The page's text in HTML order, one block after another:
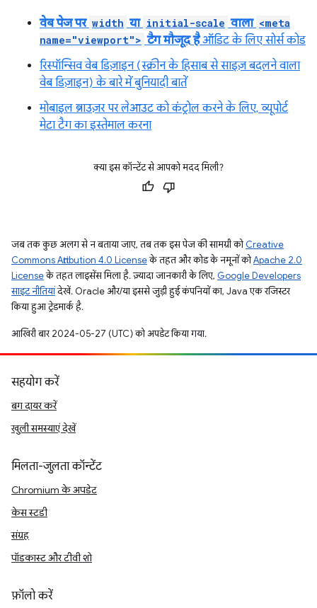
वेब पेज पर width या initial-scale वाला <meta
name="viewport"> टैग मौजूद हैऑडिट के लिए सोर्स कोड
रिस्पॉन्सिव वेब डिज़ाइन (स्क्रीन के हिसाब से साइज़ बदलने वाला
वेब डिज़ाइन) के बारे में बुनियादी बातें
मोबाइल ब्राउज़र पर लेआउट को कंट्रोल करने के लिए, व्यूपोर्ट
मेटा टैग का इस्तेमाल करना
क्या इस कॉन्टेंट से आपको मदद मिली?
जब तक कुछ अलग से न बताया जाए, तब तक इस पेज की सामग्री कोCreative
Commons Attribution 4.0 Licenseके तहत और कोड के नमूनों कोApache 2.0
Licenseके तहत लाइसेंस मिला है. ज़्यादा जानकारी के लिए, Google Developers
साइट नीतियांदेखें. Oracle और/या इससे जुड़ी हुई कंपनियों का, Java एक रजिस्टर
किया हुआ ट्रेडमार्क है.
आखिरी बार 2024-05-27 (UTC) को अपडेट किया गया.
सहयोग करें
बग दायर करें
खुली समस्याएं देखें
मिलता-जुलता कॉन्टेंट
Chromium के अपडेट
केस स्टडी
संग्रह
पॉडकास्ट और टीवी शो
फ़ॉलो करें